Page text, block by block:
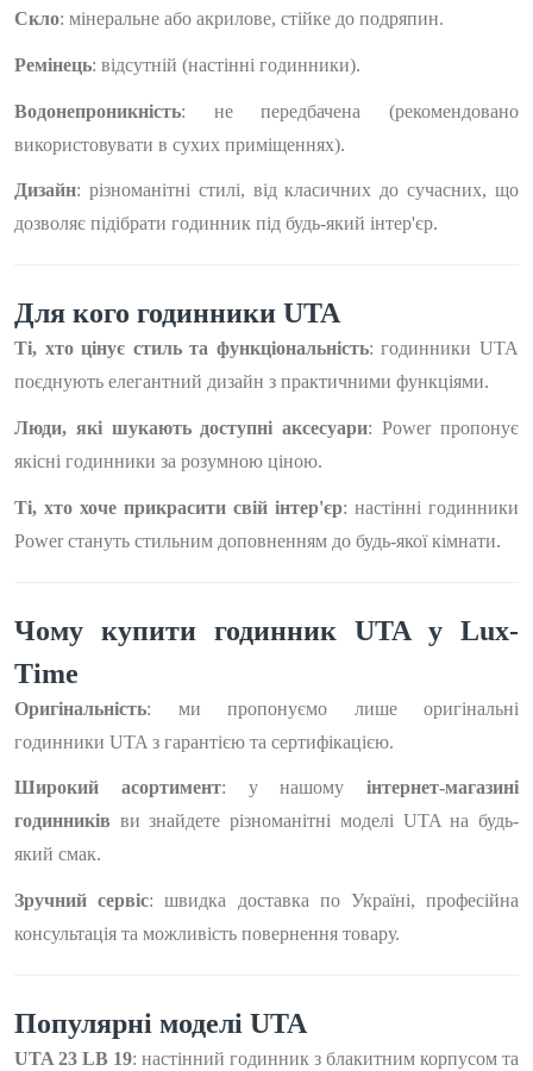
Скло: мінеральне або акрилове, стійке до подряпин.
Ремінець: відсутній (настінні годинники).
Водонепроникність: не передбачена (рекомендовано
використовувати в сухих приміщеннях).
Дизайн: різноманітні стилі, від класичних до сучасних, що
дозволяє підібрати годинник під будь-який інтер'єр.
Для кого годинники UTA
Ті, хто цінує стиль та функціональність: годинники UTA
поєднують елегантний дизайн з практичними функціями.
Люди, які шукають доступні аксесуари: Power пропонує
якісні годинники за розумною ціною.
Ті, хто хоче прикрасити свій інтер'єр: настінні годинники
Power стануть стильним доповненням до будь-якої кімнати.
Чому купити годинник UTA у Lux-
Time
Оригінальність: ми пропонуємо лише оригінальні
годинники UTA з гарантією та сертифікацією.
Широкий асортимент: у нашому інтернет-магазині
годинників ви знайдете різноманітні моделі UTA на будь-
який смак.
Зручний сервіс: швидка доставка по Україні, професійна
консультація та можливість повернення товару.
Популярні моделі UTA
UTA 23 LB 19: настінний годинник з блакитним корпусом та